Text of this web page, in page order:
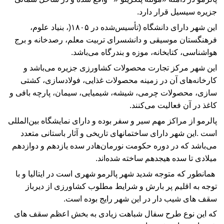
جزیره سیسیل قرار دارد.
این شهر دارای دانشگاه (تأسیس‌شده در ۱۸۰۵)، بنیاد علوم،
فرهنگستان موسیقی و دانشسرای تربیت معلم، رصدخانه و برج
هواشناسی، کتابخانه، موزه و بندرگاه می‌باشد.
این شهر مرکز تجارت محصولات کشاورزی جزیره می‌باشد و
کارخانه‌های آن در زمینه محصولات غذایی، فولادسازی، کشتی
سازی، محصولات چرمی، شیشه، شیمیایی، سیمان، پارچه بافی و
کاغذ در آن فعالیت می‌کنند.
پالرمو از مراکز مهم سیر و سفر بوده و دارای نمایشگاه بین‌المللی
است . این شهر دارای ساختمانهای تاریخی و آثار باستانی متعدد
می‌باشد که در دوره حکومت نورمان‌هادر سده یازدهم و دوازدهم
میلادی تا سده هیجدهم ساخته شده‌اند.
همانطور که متوجه شدید شهر پالرمو شهری است در ایتالیا و با
توجه به اقلیم پر بارش و شرایط مطلوب کشاورزی از دیرباز
سقف های شیب دار در این شهر رایج بوده است.
که این نوع طرح سفال شباهت زیادی به بخش اعظم سقف های